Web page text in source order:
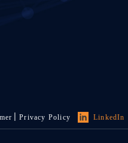
LinkedIn
Privacy Policy